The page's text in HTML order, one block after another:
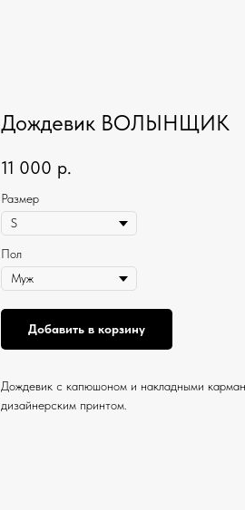
Дождевик ВОЛЫНЩИК
11 000 р.
Размер
Пол
Добавить в корзину
Дождевик с капюшоном и накладными
дизайнерским принтом.